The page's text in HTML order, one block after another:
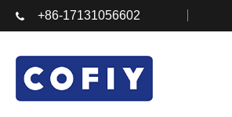
+86-17131056602